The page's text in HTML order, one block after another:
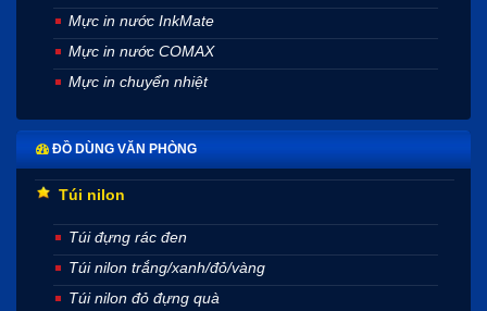
Mực in nước InkMate
Mực in nước COMAX
Mực in chuyển nhiệt
ĐỒ DÙNG VĂN PHÒNG
Túi nilon
Túi đựng rác đen
Túi nilon trắng/xanh/đỏ/vàng
Túi nilon đỏ đựng quà